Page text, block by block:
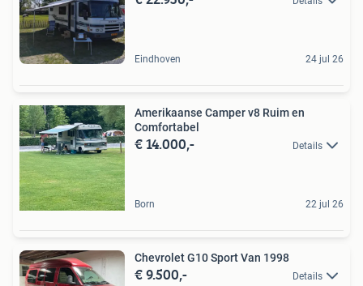
Eindhoven 24 jul 26
Amerikaanse Camper v8 Ruim en
Comfortabel
€ 14.000,- Details
Born 22 jul 26
Chevrolet G10 Sport Van 1998
€ 9.500,- Details